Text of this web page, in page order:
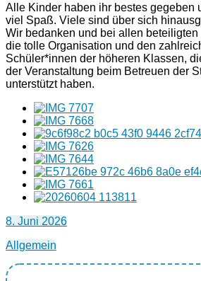
Alle Kinder haben ihr bestes gegeben
viel Spaß. Viele sind über sich
Wir bedanken und bei allen beteiligten
die tolle Organisation und den
Schüler*innen der höheren Klassen,
der Veranstaltung beim Betreuen der
unterstützt haben.
8. Juni 2026
Allgemein